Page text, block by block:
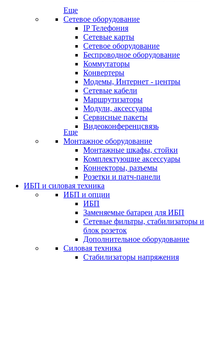
Еще
Сетевое оборудование
IP Телефония
Сетевые карты
Сетевое оборудование
Беспроводное оборудование
Коммутаторы
Конвертеры
Модемы, Интернет - центры
Сетевые кабели
Маршрутизаторы
Модули, аксессуары
Сервисные пакеты
Видеоконференцсвязь
Еще
Монтажное оборудование
Монтажные шкафы, стойки
Комплектующие аксессуары
Коннекторы, разъемы
Розетки и патч-панели
ИБП и силовая техника
ИБП и опции
ИБП
Заменяемые батареи для ИБП
Сетевые фильтры, стабилизаторы и
блок розеток
Дополнительное оборудование
Силовая техника
Стабилизаторы напряжения